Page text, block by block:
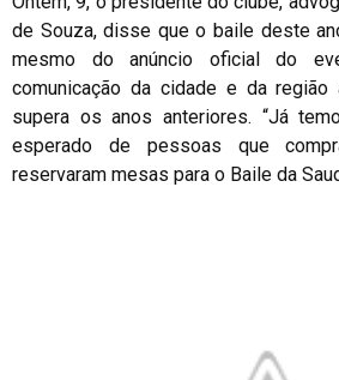
de Souza, disse que o baile deste
mesmo do anúncio oficial do
comunicação da cidade e da
supera os anos anteriores. “Já
esperado de pessoas que
reservaram mesas para o Baile da